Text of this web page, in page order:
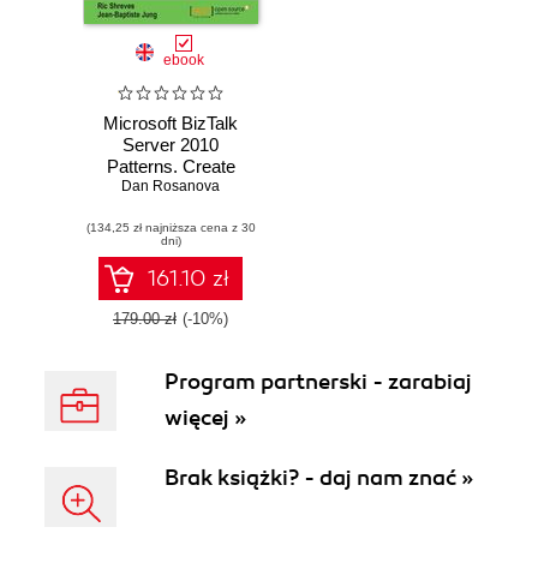
ebook
Microsoft BizTalk
Server 2010
Patterns. Create
effective scalable
BizTalk Server
2010 using this e-
book
Dan Rosanova
(134,25 zł najniższa cena z 30
dni)
161.10 zł
179.00 zł (-10%)
Program partnerski - zarabiaj
więcej »
Brak książki? - daj nam znać »